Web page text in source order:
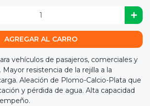
AGREGAR AL CARRO
vehículos de pasajeros, comerciales y
resistencia de la rejilla a la
Aleación de Plomo-Calcio-Plata que
y pérdida de agua. Alta capacidad